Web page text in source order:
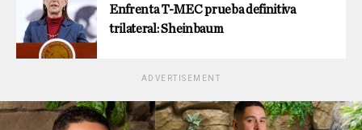
Enfrenta T-MEC prueba definitiva
trilateral: Sheinbaum
ADVERTISEMENT